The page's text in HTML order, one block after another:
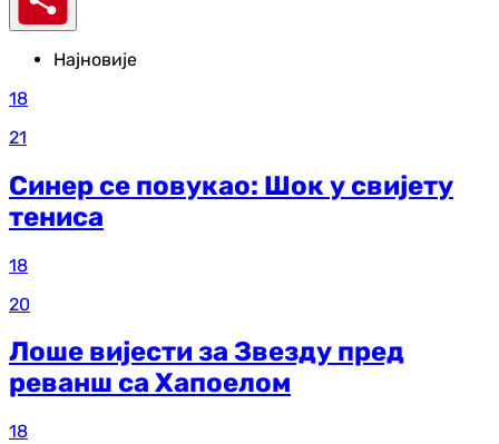
Најновије
18
21
Синер се повукао: Шок у свијету
тениса
18
20
Лоше вијести за Звезду пред
реванш са Хапоелом
18